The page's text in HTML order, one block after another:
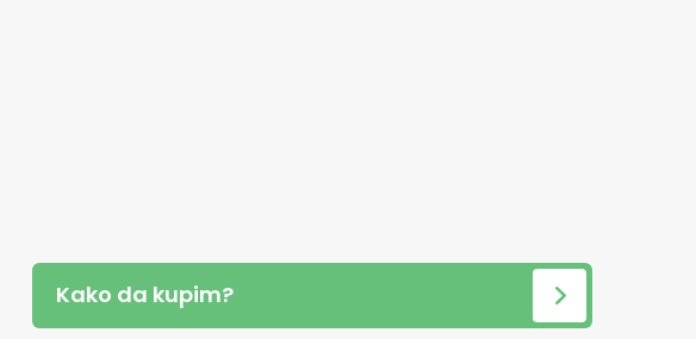
Kako da kupim?